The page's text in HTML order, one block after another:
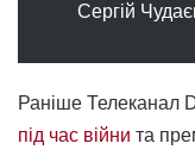
Сергій
Раніше Телеканал
під час війни та